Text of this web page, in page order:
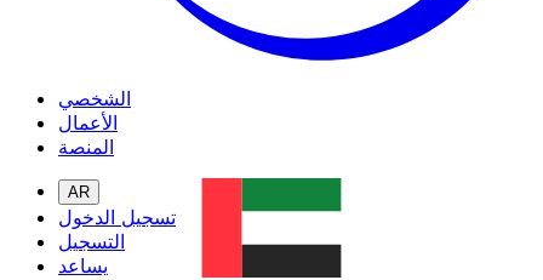
الشخصي
الأعمال
المنصة
AR
تسجيل الدخول
التسجيل
يساعد